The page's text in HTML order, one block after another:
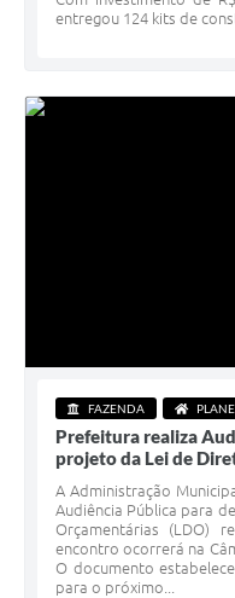
entregou 124 kits de
FAZENDA
Prefeitura realiza
projeto da Lei de
A Administração
Audiência Pública para
Orçamentárias (LDO)
encontro ocorrerá na
O documento
para o próximo...